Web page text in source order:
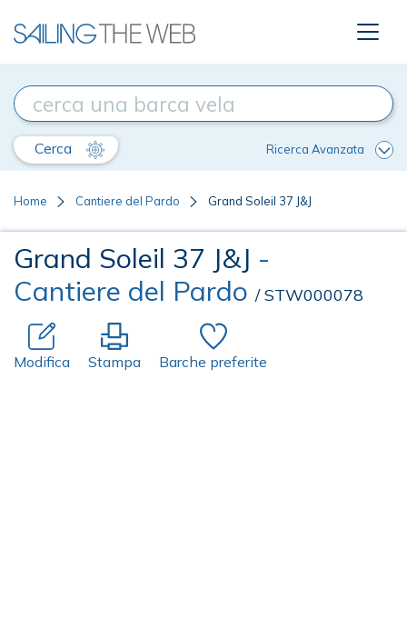
Cerca Ricerca Avanzata
Home Cantiere del Pardo Grand Soleil 37 J&J
Grand Soleil 37 J&J -
Cantiere del Pardo / STW000078
Modifica Stampa Barche preferite